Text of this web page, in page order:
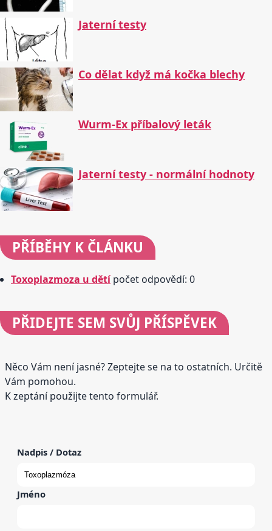
Jaterní testy
Co dělat když má kočka blechy
Wurm-Ex příbalový leták
Jaterní testy - normální hodnoty
PŘÍBĚHY K ČLÁNKU
Toxoplazmoza u dětípočet odpovědí: 0
PŘIDEJTE SEM SVŮJ PŘÍSPĚVEK
Něco Vám není jasné? Zeptejte se na to ostatních. Určitě
Vám pomohou.
K zeptání použijte tento formulář.
Nadpis / Dotaz
Jméno